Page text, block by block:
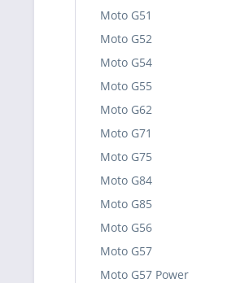
Moto G51
Moto G52
Moto G54
Moto G55
Moto G62
Moto G71
Moto G75
Moto G84
Moto G85
Moto G56
Moto G57
Moto G57 Power